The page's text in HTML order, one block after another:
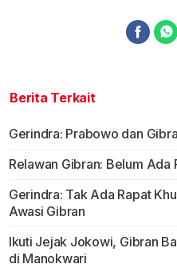
Berita Terkait
Gerindra: Prabowo dan
Relawan Gibran: Belum
Gerindra: Tak Ada Rapat
Awasi Gibran
Ikuti Jejak Jokowi, Gibran
di Manokwari